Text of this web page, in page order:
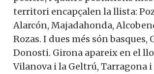
territori encapçalen la llista:
Alarcón, Majadahonda,
Rozas. I dues més són basques,
Donosti. Girona apareix en el
Vilanova i la Geltrú, Tarragona